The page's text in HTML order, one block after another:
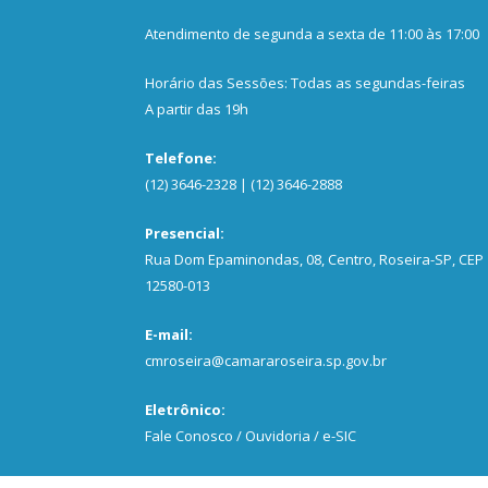
Atendimento de segunda a sexta de 11:00 às 17:00
Horário das Sessões: Todas as segundas-feiras
A partir das 19h
Telefone:
(12) 3646-2328 | (12) 3646-2888
Presencial:
Rua Dom Epaminondas, 08, Centro, Roseira-SP, CEP
12580-013
E-mail:
cmroseira@camararoseira.sp.gov.br
Eletrônico:
Fale Conosco / Ouvidoria / e-SIC